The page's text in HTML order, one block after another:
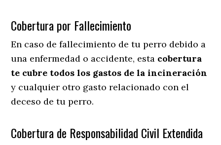
Cobertura por Fallecimiento
En caso de fallecimiento de tu perro debido a
una enfermedad o accidente, esta cobertura
te cubre todos los gastos de la incineración
y cualquier otro gasto relacionado con el
deceso de tu perro.
Cobertura de Responsabilidad Civil Extendida